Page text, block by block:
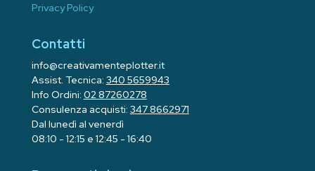
Privacy Policy
Contatti
info@creativamenteplotter.it
Assist. Tecnica: 340 5659943
Info Ordini: 02 87260278
Consulenza acquisti: 347 8662971
Dal lunedì al venerdì
08:10 - 12:15 e 12:45 - 16:40